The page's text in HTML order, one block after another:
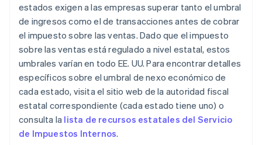
estados exigen a las empresas superar tanto el umbral
de ingresos como el de transacciones antes de cobrar
el impuesto sobre las ventas. Dado que el impuesto
sobre las ventas está regulado a nivel estatal, estos
umbrales varían en todo EE. UU. Para encontrar detalles
específicos sobre el umbral de nexo económico de
cada estado, visita el sitio web de la autoridad fiscal
estatal correspondiente (cada estado tiene uno) o
consulta la lista de recursos estatales del Servicio
de Impuestos Internos.